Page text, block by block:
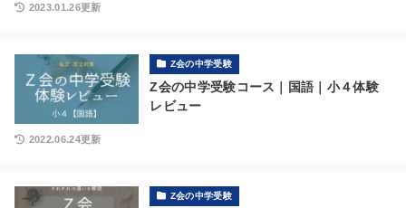
2023.01.26更新
Z会の中学受験
Z会の中学受験コース｜国語｜小４体験
レビュー
2022.06.24更新
Z会の中学受験